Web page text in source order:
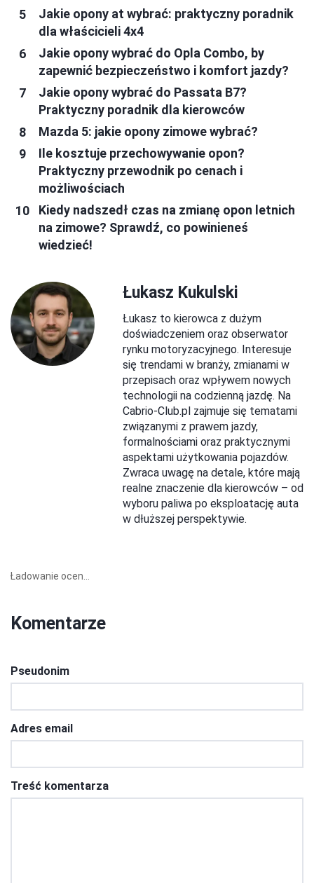
Jakie opony at wybrać: praktyczny poradnik
dla właścicieli 4x4
Jakie opony wybrać do Opla Combo, by
zapewnić bezpieczeństwo i komfort jazdy?
Jakie opony wybrać do Passata B7?
Praktyczny poradnik dla kierowców
Mazda 5: jakie opony zimowe wybrać?
Ile kosztuje przechowywanie opon?
Praktyczny przewodnik po cenach i
możliwościach
Kiedy nadszedł czas na zmianę opon letnich
na zimowe? Sprawdź, co powinieneś
wiedzieć!
Łukasz Kukulski
Łukasz to kierowca z dużym
doświadczeniem oraz obserwator
rynku motoryzacyjnego. Interesuje
się trendami w branży, zmianami w
przepisach oraz wpływem nowych
technologii na codzienną jazdę. Na
Cabrio-Club.pl zajmuje się tematami
związanymi z prawem jazdy,
formalnościami oraz praktycznymi
aspektami użytkowania pojazdów.
Zwraca uwagę na detale, które mają
realne znaczenie dla kierowców – od
wyboru paliwa po eksploatację auta
w dłuższej perspektywie.
Ładowanie ocen...
Komentarze
Pseudonim
Adres email
Treść komentarza